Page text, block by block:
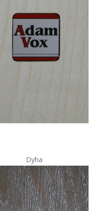
Dyha